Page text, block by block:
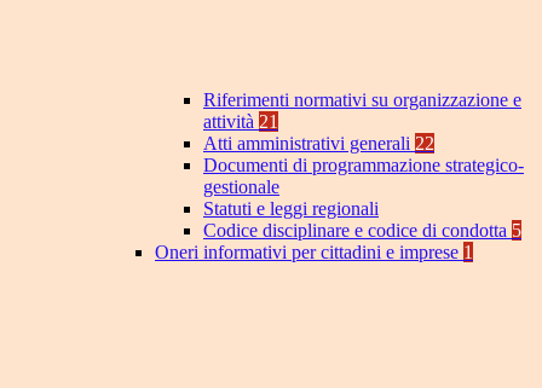
Riferimenti normativi su organizzazione e
attività 21
Atti amministrativi generali 22
Documenti di programmazione strategico-
gestionale
Statuti e leggi regionali
Codice disciplinare e codice di condotta 5
Oneri informativi per cittadini e imprese 1